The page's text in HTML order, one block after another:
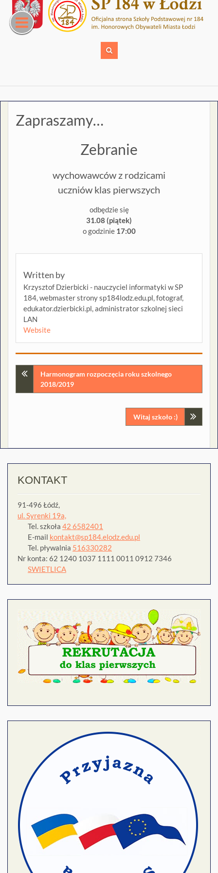
content
Zapraszamy…
Zebranie
wychowawców z rodzicami
uczniów klas pierwszych
odbędzie się
31.08 (piątek)
o godzinie 17:00
Written by
Krzysztof Dzierbicki - nauczyciel informatyki w SP
184, webmaster strony sp184lodz.edu.pl, fotograf,
edukator.dzierbicki.pl, administrator szkolnej sieci
LAN
Website
Nawigacja
wpisu
Harmonogram rozpoczęcia roku szkolnego
2018/2019
Witaj szkoło :)
KONTAKT
91-496 Łódź,
ul. Syrenki 19a,
Tel. szkoła 42 6582401
E-mail kontakt@sp184.elodz.edu.pl
Tel. pływalnia 516330282
Nr konta: 62 1240 1037 1111 0011 0912 7346
SWIETLICA